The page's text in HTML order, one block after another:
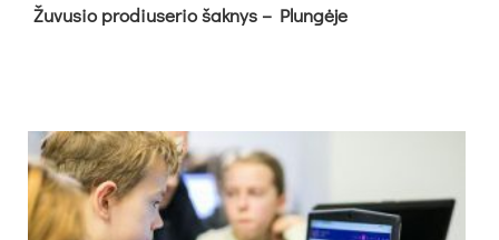
Žu­vu­sio pro­diu­se­rio šak­nys – Plun­gė­je